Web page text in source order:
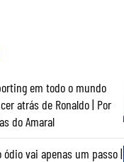
em todo o mundo
atrás de Ronaldo | Por
do Amaral
ódio vai apenas um passo |